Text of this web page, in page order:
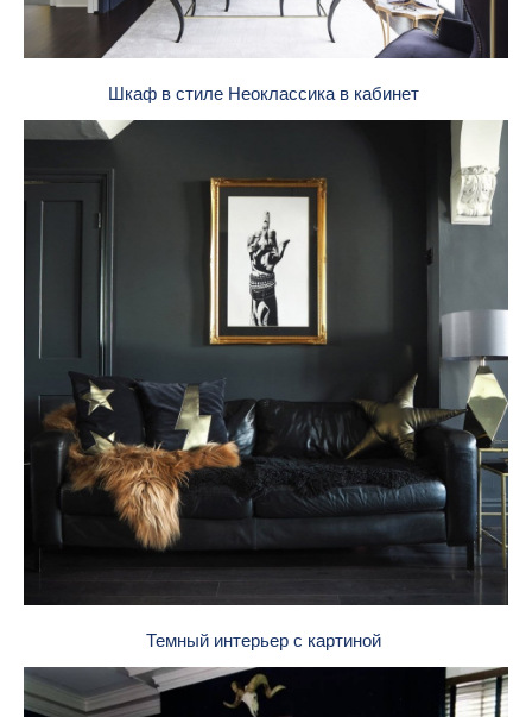
Шкаф в стиле Неоклассика в кабинет
Темный интерьер с картиной